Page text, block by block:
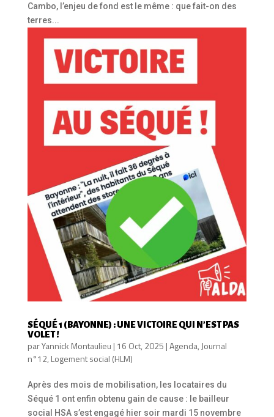
Cambo, l’enjeu de fond est le même : que fait-on des
terres...
SÉQUÉ 1 (BAYONNE) : UNE VICTOIRE QUI N’EST PAS
VOLET !
parYannick Montaulieu | 16 Oct, 2025 |Agenda, Journal
n°12, Logement social (HLM)
Après des mois de mobilisation, les locataires du
Séqué 1 ont enfin obtenu gain de cause : le bailleur
social HSA s’est engagé hier soir mardi 15 novembre